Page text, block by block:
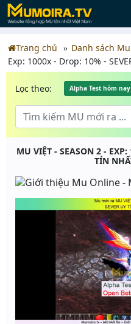
Trang chủ Danh sách
Exp: 1000x - Drop: 10% -
Lọc theo: Alpha Test hôm nay
MU VIỆT - SEASON 2 -
TÍN